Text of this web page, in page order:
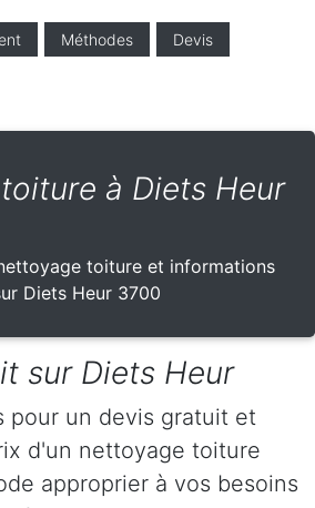
Méthodes Devis
à Diets Heur
toiture et informations
Diets Heur 3700
sur Diets Heur
pour un devis gratuit et
d'un nettoyage toiture
approprier à vos besoins